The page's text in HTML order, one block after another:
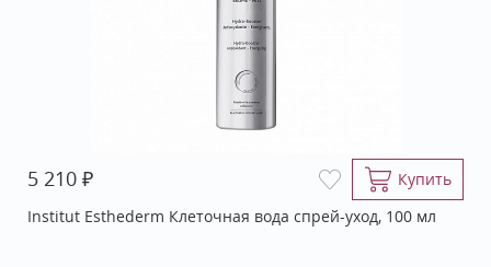
5 210 ₽
Купить
Institut Esthederm Клеточная вода спрей-уход, 100 мл